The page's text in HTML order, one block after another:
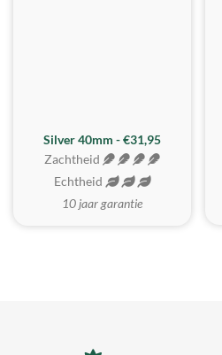
Silver 40mm - €31,95
Zachtheid
Echtheid
10 jaar garantie